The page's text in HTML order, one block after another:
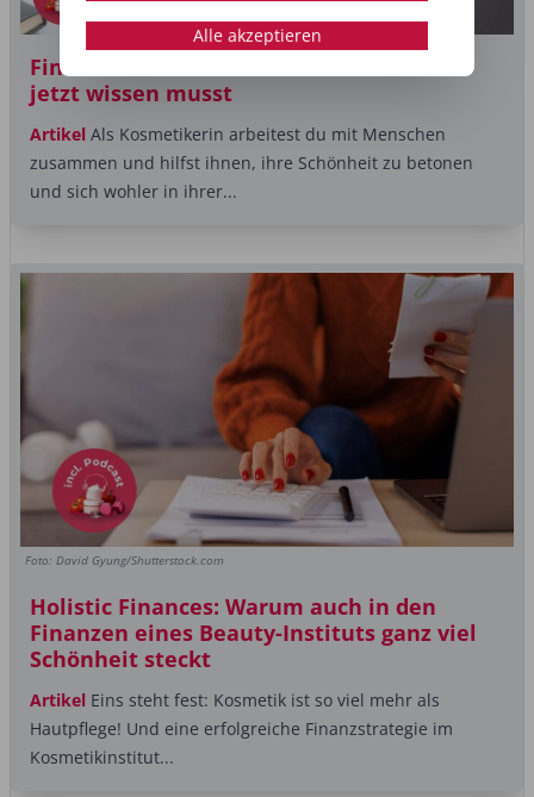
Finanzen als Kosmetikerin: Alles was du
jetzt wissen musst
Artikel Als Kosmetikerin arbeitest du mit Menschen
zusammen und hilfst ihnen, ihre Schönheit zu betonen
und sich wohler in ihrer...
Foto: David Gyung/Shutterstock.com
Holistic Finances: Warum auch in den
Finanzen eines Beauty-Instituts ganz viel
Schönheit steckt
Artikel Eins steht fest: Kosmetik ist so viel mehr als
Hautpflege! Und eine erfolgreiche Finanzstrategie im
Kosmetikinstitut...
Alle akzeptieren